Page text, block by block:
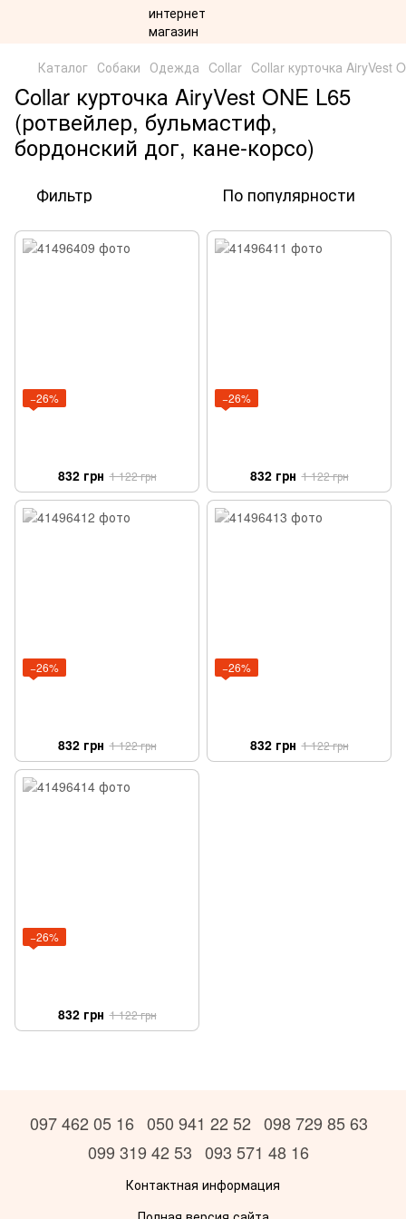
Каталог Собаки Одежда Collar Collar курточка AiryVest
Collar курточка AiryVest ONE L65
(ротвейлер, бульмастиф,
бордонский дог, кане-корсо)
Фильтр По популярности
−26%
832 грн 1 122 грн
−26%
832 грн 1 122 грн
−26%
832 грн 1 122 грн
−26%
832 грн 1 122 грн
−26%
832 грн 1 122 грн
097 462 05 16 050 941 22 52 098 729 85 63
099 319 42 53 093 571 48 16
Контактная информация